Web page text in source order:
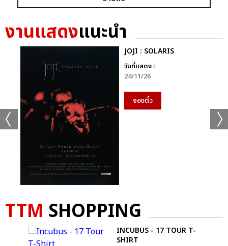
งานแสดงแนะนำ
JOJI : SOLARIS
วันที่แสดง :
24/11/26
จองตั๋ว
TTM SHOPPING
INCUBUS - 17 TOUR T-
SHIRT